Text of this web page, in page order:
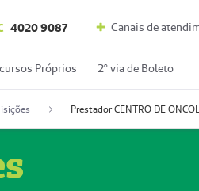
4020 9087 Canais de
Próprios 2º via de Boleto
Prestador CENTRO DE